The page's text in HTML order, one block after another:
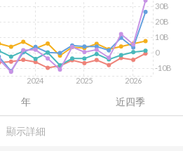
顯示詳細
年 近四季
2024 2025 2026
-10B
0
10B
20B
30B